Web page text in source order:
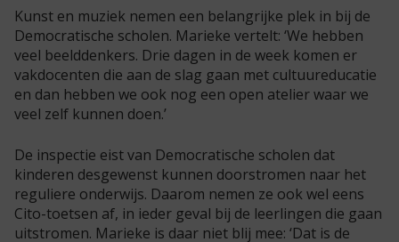
Kunst en muziek nemen een belangrijke plek in bij de
Democratische scholen. Marieke vertelt: ‘We hebben
veel beelddenkers. Drie dagen in de week komen er
vakdocenten die aan de slag gaan met cultuureducatie
en dan hebben we ook nog een open atelier waar we
veel zelf kunnen doen.’
De inspectie eist van Democratische scholen dat
kinderen desgewenst kunnen doorstromen naar het
reguliere onderwijs. Daarom nemen ze ook wel eens
Cito-toetsen af, in ieder geval bij de leerlingen die gaan
uitstromen. Marieke is daar niet blij mee: ‘Dat is de